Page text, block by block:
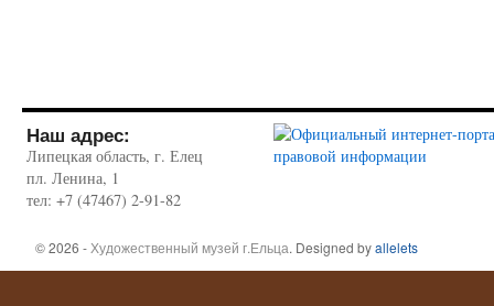
Наш адрес:
Липецкая область, г. Елец
пл. Ленина, 1
тел: +7 (47467) 2-91-82
© 2026 - Художественный музей г.Ельца. Designed byallelets